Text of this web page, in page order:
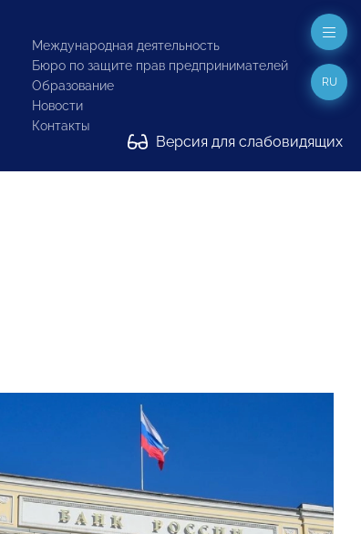
Международная деятельность
Бюро по защите прав предпринимателей
Образование
Новости
Контакты
Версия для слабовидящих
RU